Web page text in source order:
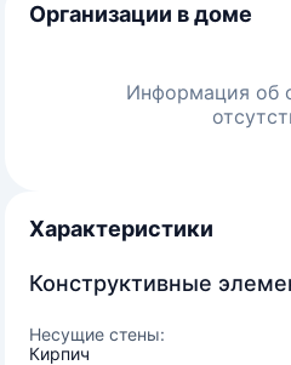
Организации в доме
Информация об
Характеристики
Конструктивные
Несущие стены:
Кирпич